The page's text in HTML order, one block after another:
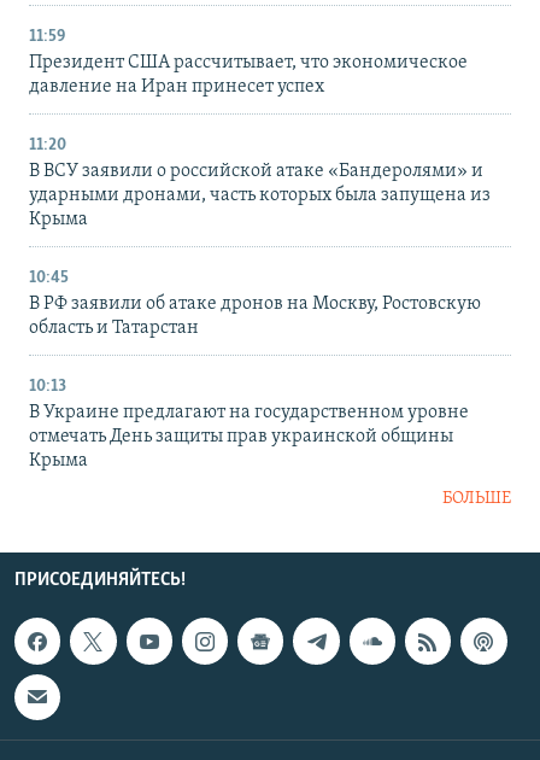
11:59
Президент США рассчитывает, что экономическое
давление на Иран принесет успех
11:20
В ВСУ заявили о российской атаке «Бандеролями» и
ударными дронами, часть которых была запущена из
Крыма
10:45
В РФ заявили об атаке дронов на Москву, Ростовскую
область и Татарстан
10:13
В Украине предлагают на государственном уровне
отмечать День защиты прав украинской общины
Крыма
БОЛЬШЕ
ПРИСОЕДИНЯЙТЕСЬ!